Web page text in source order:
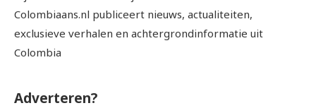
Colombiaans.nl publiceert nieuws, actualiteiten,
exclusieve verhalen en achtergrondinformatie uit
Colombia
Adverteren?